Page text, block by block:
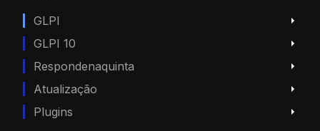
GLPI
GLPI 10
Respondenaquinta
Atualização
Plugins